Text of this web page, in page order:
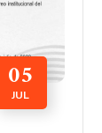
05
JUL